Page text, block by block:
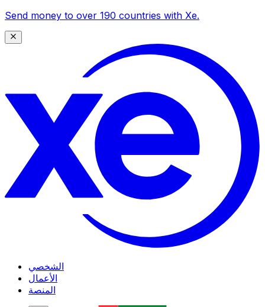
Send money to over 190 countries with Xe.
الشخصي
الأعمال
المنصة